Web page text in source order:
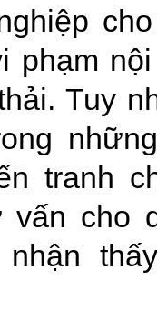
phạm
Tuy
tranh
cho